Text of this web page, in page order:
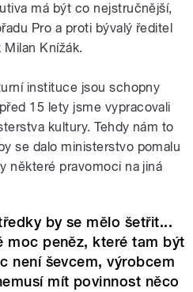
má být co nejstručnější,
Pro a proti bývalý ředitel
Milan Knížák.
instituce jsou schopny
15 lety jsme vypracovali
kultury. Tehdy nám to
se dalo ministerstvo pomalu
některé pravomoci na jiná
by se mělo šetřit...
moc peněz, které tam být
není ševcem, výrobcem
mít povinnost něco